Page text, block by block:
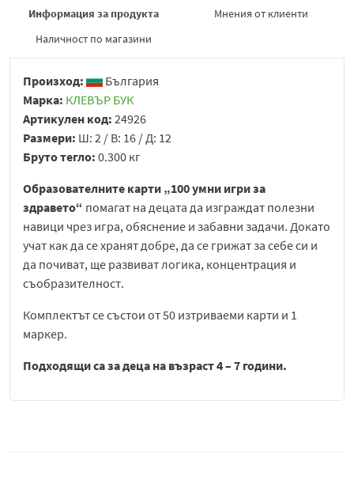
Информация за продукта
Мнения от клиенти
Наличност по магазини
Произход:
България
Марка: КЛЕВЪР БУК
Артикулен код: 24926
Размери: Ш: 2 / В: 16 / Д: 12
Бруто тегло: 0.300 кг
Образователните карти „100 умни игри за
здравето“ помагат на децата да изграждат полезни
навици чрез игра, обяснение и забавни задачи. Докато
учат как да се хранят добре, да се грижат за себе си и
да почиват, ще развиват логика, концентрация и
съобразителност.
Комплектът се състои от 50 изтриваеми карти и 1
маркер.
Подходящи са за деца на възраст 4 – 7 години.